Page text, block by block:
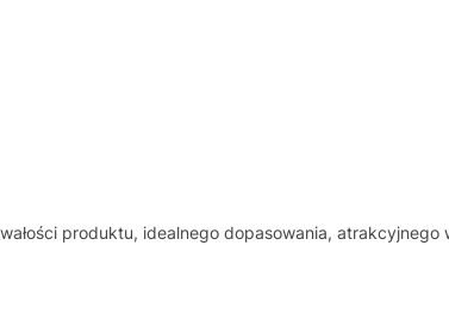
produktu, idealnego dopasowania,